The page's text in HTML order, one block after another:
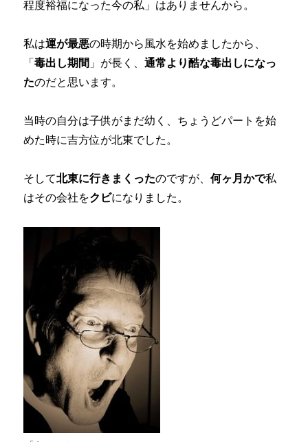
程度裕福になった今の私」はありませんから。
私は運が最悪の時期から風水を始めましたから、
「毒出し期間 」が長く、通常より酷な毒出しになっ
たのだと思います。
当時の自分は子供がまだ幼く、ちょうどパートを始
めた時に吉方位が北東でした。
そして北東に行きまくったのですが、何ヶ月かで私
はその会社をクビになりました。